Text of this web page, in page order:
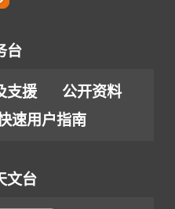
台
支援
公开资料
速用户指南
文台